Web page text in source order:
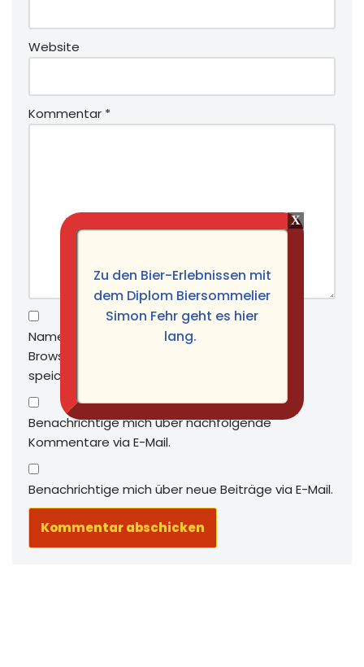
Website
Kommentar *
Name, E-Mail-Adresse und Website in diesem
Browser für meinen nächsten Kommentar
speichern.
Benachrichtige mich über nachfolgende
Kommentare via E-Mail.
Benachrichtige mich über neue Beiträge via E-Mail.
Zu den Bier-Erlebnissen mit
dem Diplom Biersommelier
Simon Fehr geht es hier
lang.